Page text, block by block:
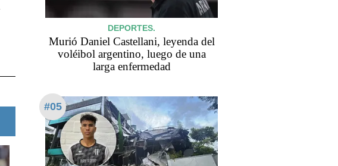
DEPORTES.
Murió Daniel Castellani, leyenda del
voléibol argentino, luego de una
larga enfermedad
#05